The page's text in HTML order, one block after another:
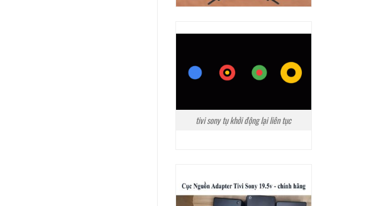
tivi sony tụ khởi động lại liên tục